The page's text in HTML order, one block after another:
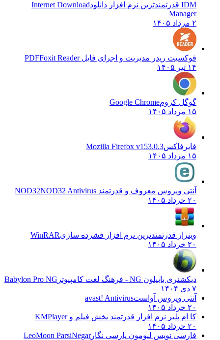
IDM قدرتمندترین نرم افزار دانلود
Internet Download
Manager
۲ مرداد ۱۴۰۵
فوکسیت ریدر مدیریت و اجرای فایل PDFFoxit Reader
۱۴ تیر ۱۴۰۵
گوگل کرومGoogle Chrome
۱۵ مرداد ۱۴۰۵
فایرفاکسMozilla Firefox v153.0.3
۱۵ مرداد ۱۴۰۵
آنتی ویروس معروف و قدرتمند NOD32 NOD32 Antivirus
۲۰ خرداد ۱۴۰۵
وینرار قدرتمندترین نرم افزار فشرده سازیWinRAR
۲۰ خرداد ۱۴۰۵
دیکشنری بابیلون NG - فرهنگ لغت کامپیوتر
Babylon Pro NG
۷ دی ۱۴۰۴
آنتی ویروس آواستavast! Antivirus
۲۰ خرداد ۱۴۰۵
کا ام پلیر نرم افزار قدرتمند پخش فیلم وKMPlayer
۲۰ خرداد ۱۴۰۵
فارسی نویس لیومون پارسی نگارLeoMoon ParsiNegar